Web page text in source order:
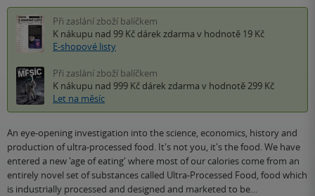
Při zaslání zboží balíčkem
K nákupu nad 99 Kč dárek zdarma v hodnotě 19 Kč
E-shopové listy
Při zaslání zboží balíčkem
K nákupu nad 999 Kč dárek zdarma v hodnotě 299 Kč
Let na měsíc
An eye-opening investigation into the science, economics, history and
production of ultra-processed food. It's not you, it's the food. We have
entered a new 'age of eating' where most of our calories come from an
entirely novel set of substances called Ultra-Processed Food, food which
is industrially processed and designed and marketed to be…